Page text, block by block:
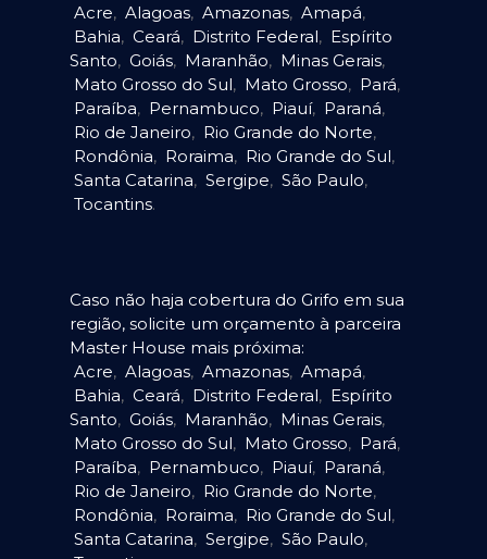
Acre, Alagoas, Amazonas, Amapá,
Bahia, Ceará, Distrito Federal, Espírito
Santo, Goiás, Maranhão, Minas Gerais,
Mato Grosso do Sul, Mato Grosso, Pará,
Paraíba, Pernambuco, Piauí, Paraná,
Rio de Janeiro, Rio Grande do Norte,
Rondônia, Roraima, Rio Grande do Sul,
Santa Catarina, Sergipe, São Paulo,
Tocantins.
Caso não haja cobertura do Grifo em sua
região, solicite um orçamento à parceira
Master House mais próxima:
Acre, Alagoas, Amazonas, Amapá,
Bahia, Ceará, Distrito Federal, Espírito
Santo, Goiás, Maranhão, Minas Gerais,
Mato Grosso do Sul, Mato Grosso, Pará,
Paraíba, Pernambuco, Piauí, Paraná,
Rio de Janeiro, Rio Grande do Norte,
Rondônia, Roraima, Rio Grande do Sul,
Santa Catarina, Sergipe, São Paulo,